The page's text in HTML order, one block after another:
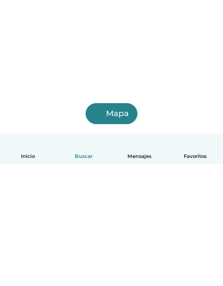
Inicio Buscar Mensajes Favoritos
Mapa